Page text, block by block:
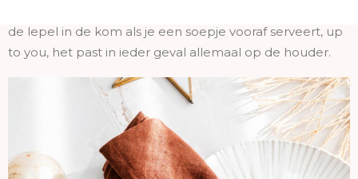
de lepel in de kom als je een soepje vooraf serveert, up
to you, het past in ieder geval allemaal op de houder.